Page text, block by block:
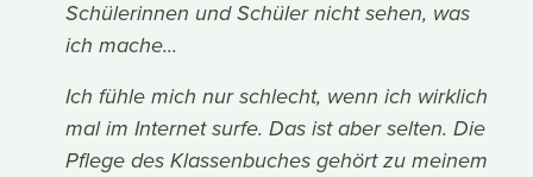
Schülerinnen und Schüler nicht sehen, was
ich mache...
Ich fühle mich nur schlecht, wenn ich wirklich
mal im Internet surfe. Das ist aber selten. Die
Pflege des Klassenbuches gehört zu meinem